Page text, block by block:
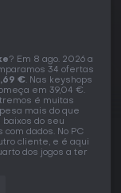
? Em 8 ago. 2026 a
34 ofertas
€. Nas keyshops
em 39,04 €.
é muitas
mais do que
do seu
dados. No PC
cliente, e é aqui
dos jogos a ter